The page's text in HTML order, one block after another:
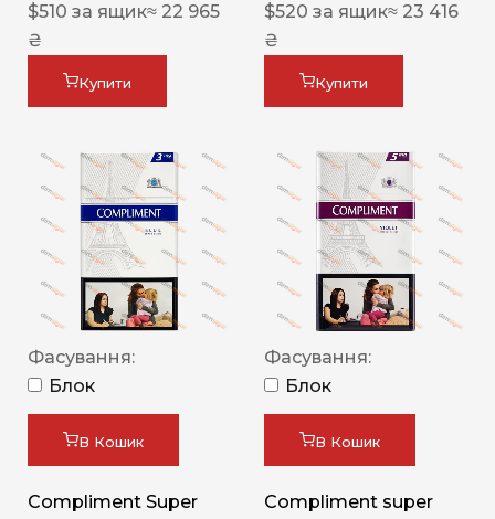
$510 за ящик≈ 22 965
₴
Купити
$520 за ящик≈ 23 416
₴
Купити
Фасування:
Блок
В Кошик
Compliment Super
Фасування:
Блок
В Кошик
Compliment super